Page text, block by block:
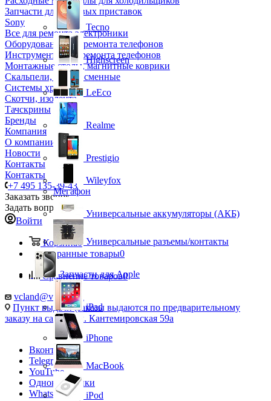
Запчасти для игровых приставок
Sony
Все для ремонта электроники
Оборудование для ремонта телефонов
Инструменты для ремонта телефонов
Монтажные столы, магнитные коврики
Скальпели, лезвия сменные
Системы хранения
Скотчи, изолента
Тачскрины
Бренды
Компания
О компании
Новости
Контакты
Контакты
+7 495 135-39-43
Заказать звонок
Задать вопрос
Войти
Корзина0
Избранные товары0
Сравнение товаров0
vcland@vcland.ru
Пункт выдачи (заказы выдаются по предварительному
заказу на сайте), ул. Кантемировская 59а
Вконтакте
Telegram
YouTube
Одноклассники
WhatsApp
Tecno
Highscreen
LeEco
Realme
Prestigio
Wileyfox
Мегафон
Универсальные аккумуляторы (АКБ)
Универсальные разъемы/контакты
Запчасти для Apple
iPad
iPhone
MacBook
iPod